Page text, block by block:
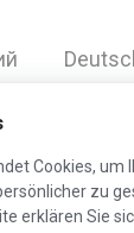
Cookies, um
zu
erklären Sie